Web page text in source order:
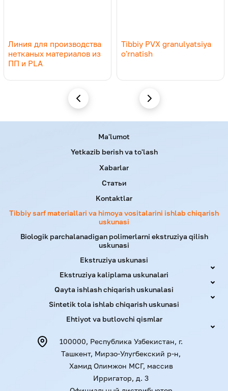
Линия для производства
нетканых материалов из
ПП и PLA
Tibbiy PVX granulyatsiya
o'rnatish
Tibbiy sarf materiallari va himoya vositalarini ishlab chiqarish
uskunasi
Biologik parchalanadigan polimerlarni ekstruziya qilish
uskunasi
Ekstruziya uskunasi
Ekstruziya kaliplama uskunalari
Qayta ishlash chiqarish uskunalasi
Sintetik tola ishlab chiqarish uskunasi
Ehtiyot va butlovchi qismlar
Ma'lumot
Yetkazib berish va to'lash
Xabarlar
Статьи
Kontaktlar
100000, Республика Узбекистан, г.
Ташкент, Мирзо-Улугбекский р-н,
Хамид Олимжон МСГ, массив
Ирригатор, д. 3